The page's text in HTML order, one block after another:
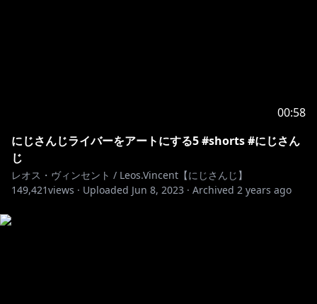
00:58
にじさんじライバーをアートにする5 #shorts #にじさん
じ
レオス・ヴィンセント / Leos.Vincent【にじさんじ】
149,421views · Uploaded Jun 8, 2023 · Archived 2 years ago